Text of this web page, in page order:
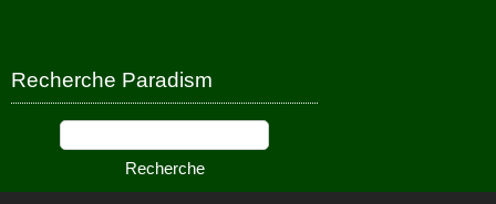
Recherche Paradism